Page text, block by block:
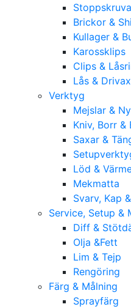
Brickor &
Kullager &
Karossklips
Clips &
Lås &
Verktyg
Mejslar &
Kniv, Borr &
Saxar &
Löd &
Mekmatta
Svarv, Kap
Service, Setup &
Diff &
Olja &Fett
Lim & Tejp
Rengöring
Färg & Målning
Sprayfärg